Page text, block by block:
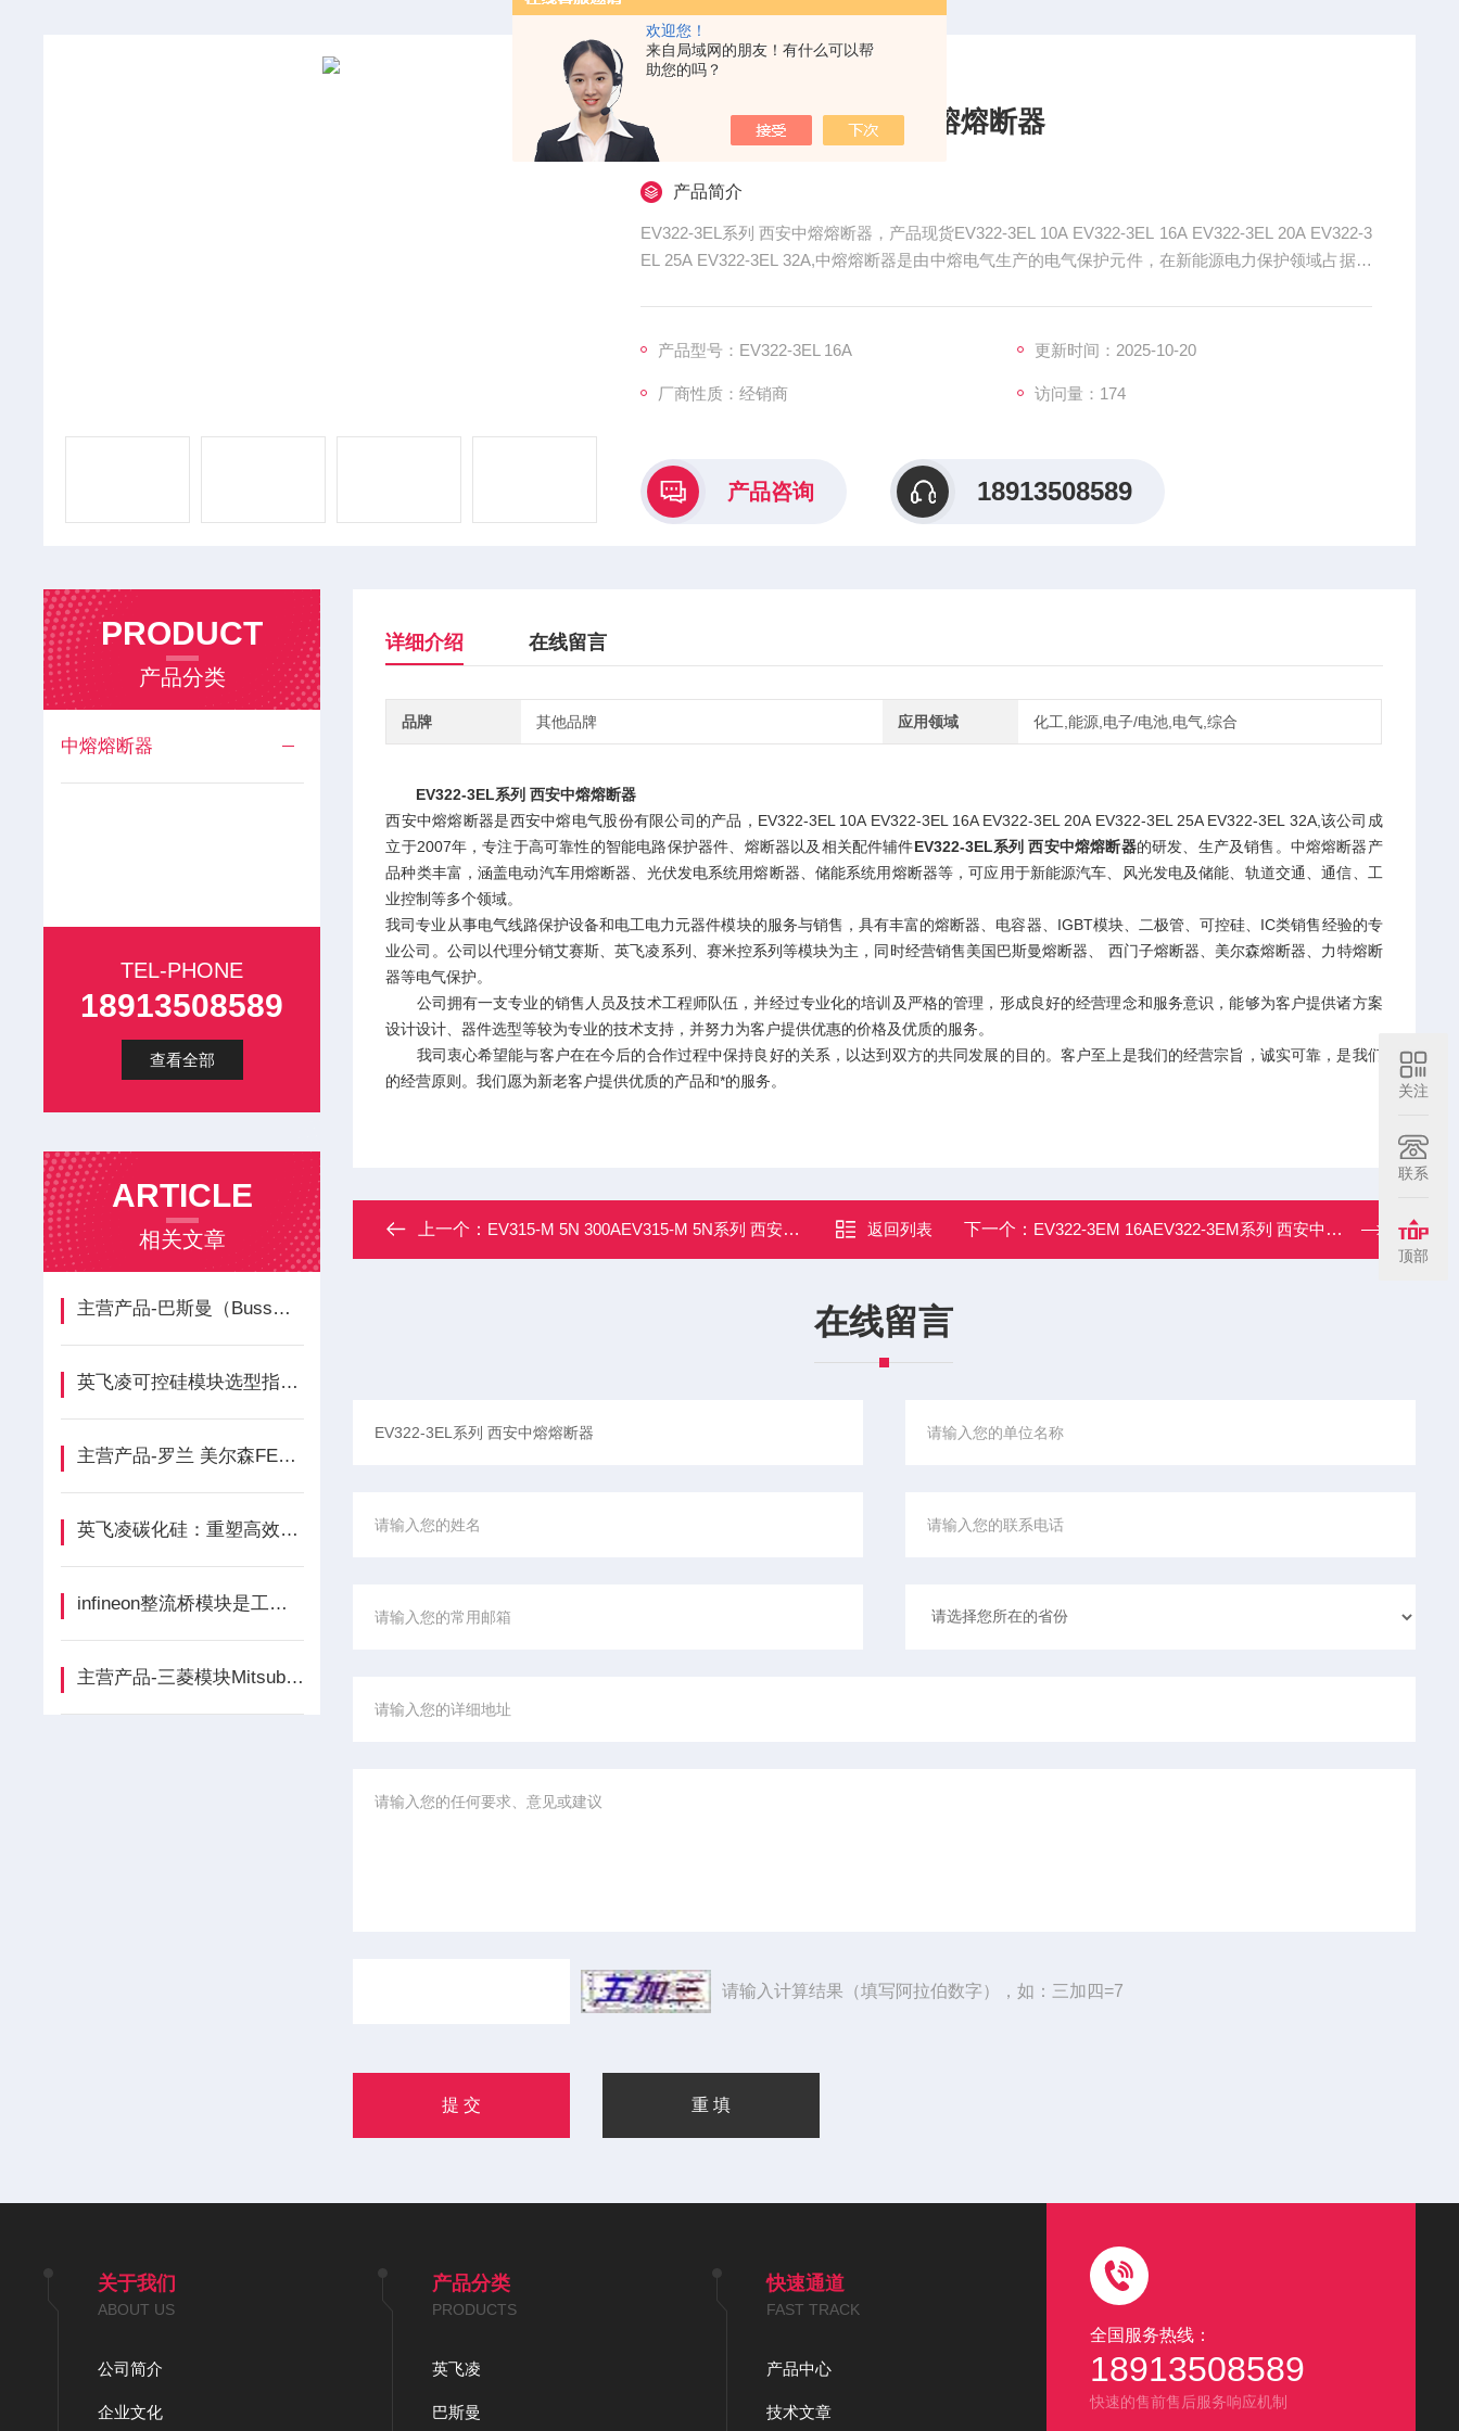
欢迎您！
来自局域网的朋友！有什么可以帮
助您的吗？
EV322-3EL系列 西安中熔熔断器
产品简介
EV322-3EL系列 西安中熔熔断器，产品现货EV322-3EL 10A EV322-3EL 16A EV322-3EL 20A EV322-3
EL 25A EV322-3EL 32A,中熔熔断器是由中熔电气生产的电气保护元件，在新能源电力保护领域占据重
产品型号：EV322-3EL 16A 更新时间：2025-10-20
厂商性质：经销商 访问量：174
产品咨询 18913508589
PRODUCT
产品分类
中熔熔断器
TEL-PHONE
18913508589
查看全部
ARTICLE
相关文章
主营产品-巴斯曼（Bussmann）产品介绍
英飞凌可控硅模块选型指南：精准匹配应用需求的关键步骤
主营产品-罗兰 美尔森FERRAZ介绍
英飞凌碳化硅：重塑高效能源转换的宽禁带半导体引擎
infineon整流桥模块是工业电力转换的基石
主营产品-三菱模块Mitsubishi介绍
详细介绍 在线留言
品牌 其他品牌 应用领域 化工,能源,电子/电池,电气,综合
EV322-3EL系列 西安中熔熔断器
西安中熔熔断器是西安中熔电气股份有限公司的产品，EV322-3EL 10A EV322-3EL 16A EV322-3EL 20A EV322-3EL 25A EV322-3EL 32A,该公司成
立于2007年，专注于高可靠性的智能电路保护器件、熔断器以及相关配件辅件EV322-3EL系列 西安中熔熔断器的研发、生产及销售。中熔熔断器产
品种类丰富，涵盖电动汽车用熔断器、光伏发电系统用熔断器、储能系统用熔断器等，可应用于新能源汽车、风光发电及储能、轨道交通、通信、工
业控制等多个领域。
我司专业从事电气线路保护设备和电工电力元器件模块的服务与销售，具有丰富的熔断器、电容器、IGBT模块、二极管、可控硅、IC类销售经验的专
业公司。公司以代理分销艾赛斯、英飞凌系列、赛米控系列等模块为主，同时经营销售美国巴斯曼熔断器、 西门子熔断器、美尔森熔断器、力特熔断
器等电气保护。
公司拥有一支专业的销售人员及技术工程师队伍，并经过专业化的培训及严格的管理，形成良好的经营理念和服务意识，能够为客户提供诸方案
设计设计、器件选型等较为专业的技术支持，并努力为客户提供优惠的价格及优质的服务。
我司衷心希望能与客户在在今后的合作过程中保持良好的关系，以达到双方的共同发展的目的。客户至上是我们的经营宗旨，诚实可靠，是我们
的经营原则。我们愿为新老客户提供优质的产品和*的服务。
上一个： EV315-M 5N 300AEV315-M 5N系列 西安中熔熔断器 返回列表 下一个： EV322-3EM 16AEV322-3EM系列 西安中熔熔断器
在线留言
请输入计算结果（填写阿拉伯数字），如：三加四=7
全国服务热线：
18913508589
快速的售前售后服务响应机制
关于我们
ABOUT US
公司简介
企业文化
产品分类
PRODUCTS
英飞凌
巴斯曼
快速通道
FAST TRACK
产品中心
技术文章
关注
联系
顶部